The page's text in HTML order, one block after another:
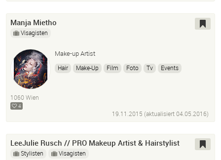
Manja Mietho
Visagisten
Make-up Artist
Hair Make-Up Film Foto Tv Events
1060 Wien
4
19.11.2015 (aktualisiert04.05.2016)
LeeJulie Rusch // PRO Makeup Artist & Hairstylist
Stylisten Visagisten